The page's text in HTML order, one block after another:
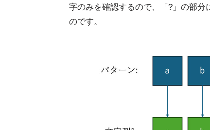
字のみを確認するので、「?」の部
のです。